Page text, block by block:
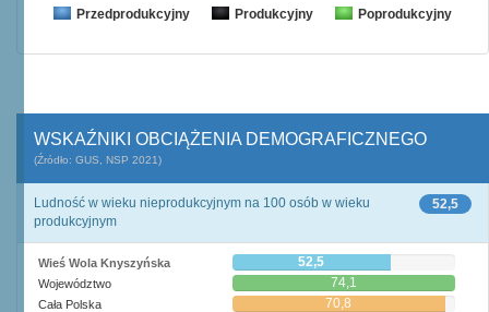
Przedprodukcyjny Produkcyjny Poprodukcyjny
WSKAŹNIKI OBCIĄŻENIA DEMOGRAFICZNEGO
(Źródło: GUS, NSP 2021)
52,5
Ludność w wieku nieprodukcyjnym na 100 osób w wieku
produkcyjnym
Wieś Wola Knyszyńska 52,5
Województwo 74,1
Cała Polska 70,8